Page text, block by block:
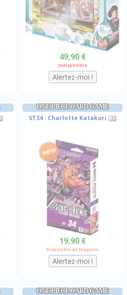
49,90 €
Indisponible
ONE PIECE CARD GAME
ST34 : Charlotte Katakuri
19,90 €
Disponible en Magasin
ONE PIECE CARD GAME